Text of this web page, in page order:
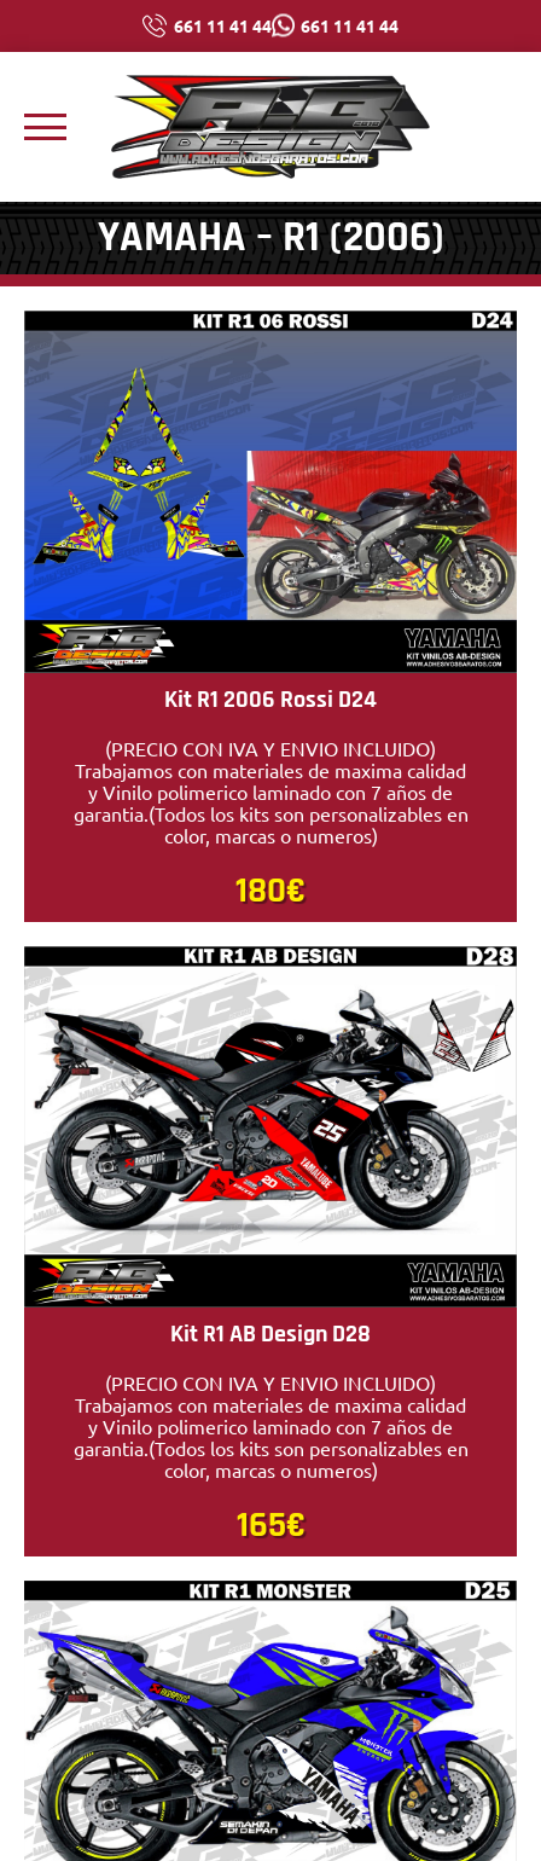
661 11 41 44 661 11 41 44
YAMAHA – R1 (2006)
Kit R1 2006 Rossi D24
(PRECIO CON IVA Y ENVIO INCLUIDO)
Trabajamos con materiales de maxima calidad
y Vinilo polimerico laminado con 7 años de
garantia.(Todos los kits son personalizables en
color, marcas o numeros)
180€
Kit R1 AB Design D28
(PRECIO CON IVA Y ENVIO INCLUIDO)
Trabajamos con materiales de maxima calidad
y Vinilo polimerico laminado con 7 años de
garantia.(Todos los kits son personalizables en
color, marcas o numeros)
165€